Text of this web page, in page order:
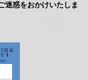
迷惑をおかけいたしま